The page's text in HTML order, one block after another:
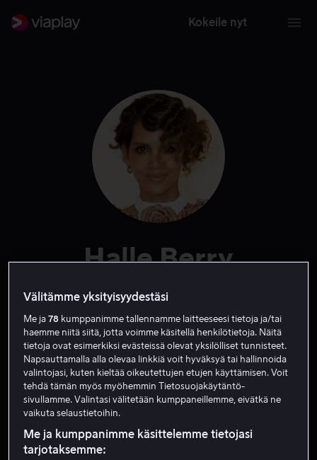
Kokeile nyt
Halle Berry
Tuotannonjohtaja Näyttelijä
Vain meillä
Välitämme yksityisyydestäsi
Me ja78 kumppanimme tallennamme laitteeseesi tietoja ja/tai
haemme niitä siitä, jotta voimme käsitellä henkilötietoja. Näitä
tietoja ovat esimerkiksi evästeissä olevat yksilölliset tunnisteet.
Napsauttamalla alla olevaa linkkiä voit hyväksyä tai hallinnoida
valintojasi, kuten kieltää oikeutettujen etujen käyttämisen. Voit
tehdä tämän myös myöhemmin Tietosuojakäytäntö-
sivullamme. Valintasi välitetään kumppaneillemme, eivätkä ne
vaikuta selaustietoihin.
Me ja kumppanimme käsittelemme tietojasi
tarjotaksemme: